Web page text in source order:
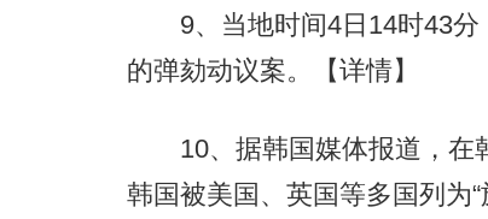
9、当地时间4日14时43分
的弹劾动议案。
【详情】
10、据韩国媒体报道，在韩
韩国被美国、英国等多国列为“